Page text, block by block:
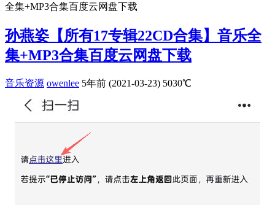
全集+MP3合集百度云网盘下载
孙燕姿【所有17专辑22CD合集】音乐全
集+MP3合集百度云网盘下载
音乐资源 owenlee 5年前 (2021-03-23) 5030℃